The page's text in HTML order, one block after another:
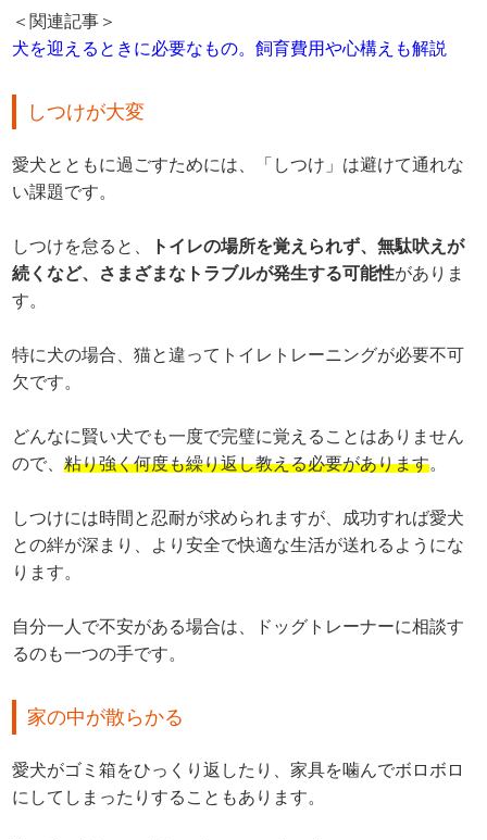
＜関連記事＞
犬を迎えるときに必要なもの。飼育費用や心構えも解説
しつけが大変
愛犬とともに過ごすためには、「しつけ」は避けて通れな
い課題です。
しつけを怠ると、
トイレの場所を覚えられず、無駄吠えが
続くなど、さまざまなトラブルが発生する可能性がありま
す。
特に犬の場合、猫と違ってトイレトレーニングが必要不可
欠です。
どんなに賢い犬でも一度で完璧に覚えることはありません
ので、粘り強く何度も繰り返し教える必要があります。
しつけには時間と忍耐が求められますが、成功すれば愛犬
との絆が深まり、より安全で快適な生活が送れるようにな
ります。
自分一人で不安がある場合は、ドッグトレーナーに相談す
るのも一つの手です。
家の中が散らかる
愛犬がゴミ箱をひっくり返したり、家具を噛んでボロボロ
にしてしまったりすることもあります。